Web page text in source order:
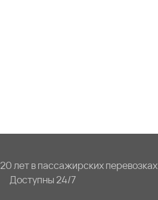
20 лет в пассажирских перевозках
Доступны 24/7